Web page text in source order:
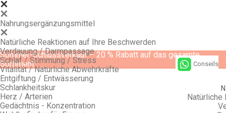
Sommer-Schlussverkauf – 20 % Rabatt auf das gesamte
Sortiment
Nahrungsergänzungsmittel
Natürliche Reaktionen auf Ihre Beschwerden
Verdauung / Darmpassage
Schlaf / Stimmung / Stress
Vitalität / Natürliche Abwehrkräfte
Entgiftung / Entwässerung
Schlankheitskur
Herz / Arterien
Gedächtnis - Konzentration
Natürliche
Conseils